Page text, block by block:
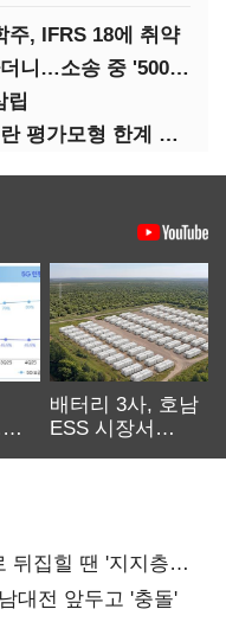
, IFRS 18에 취약
(단독)법원엔 "가치 0원"이라더니…소송 중 '500원 유증' 강행한 라인게임즈
립
(단독)한공회, 'CB 뻥튀기' 논란 평가모형 한계 인정…당국 방관 속 장부 왜곡 수두룩
배터리 3사, 호남
ESS 시장서
뒤집힐 땐 '지지층
대전 앞두고 '충돌'